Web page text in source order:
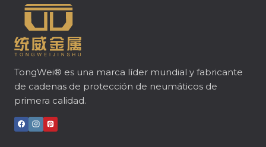
TongWei® es una marca líder mundial y fabricante
de cadenas de protección de neumáticos de
primera calidad.